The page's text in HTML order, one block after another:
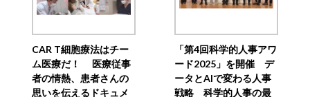
CAR T細胞療法はチー
ム医療だ！ 医療従事
者の情熱、患者さんの
思いを伝えるドキュメ
「第4回科学的人事アワ
ード2025」を開催 デ
ータとAIで変わる人事
戦略 科学的人事の最